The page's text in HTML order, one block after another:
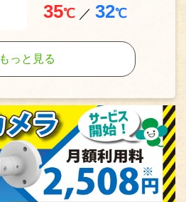
35℃ ／ 32℃
もっと見る